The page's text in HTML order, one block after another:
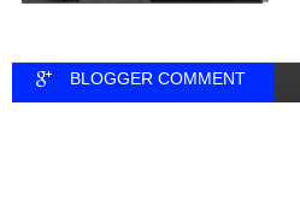
BLOGGER COMMENT